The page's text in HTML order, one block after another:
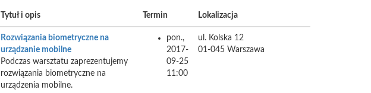
Tytuł i opis Termin Lokalizacja
Rozwiązania biometryczne na
urządzanie mobilne
Podczas warsztatu zaprezentujemy
rozwiązania biometryczne na
urządzenia mobilne.
pon.,
2017-
09-25
11:00
ul. Kolska 12
01-045 Warszawa